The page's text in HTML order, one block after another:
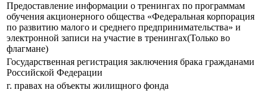
Предоставление информации о тренингах по программам
обучения акционерного общества «Федеральная корпорация
по развитию малого и среднего предпринимательства» и
электронной записи на участие в тренингах(Только во
флагмане)
Государственная регистрация заключения брака гражданами
Российской Федерации
г. правах на объекты жилищного фонда